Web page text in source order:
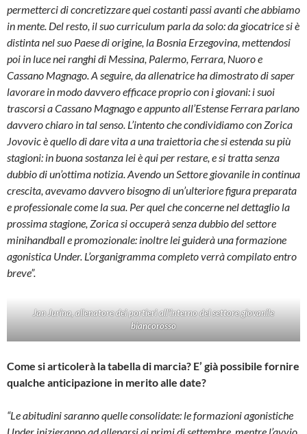
permetterci di concretizzare quei costanti passi avanti che abbiamo
in mente. Del resto, il suo curriculum parla da solo: da giocatrice si è
distinta nel suo Paese di origine, la Bosnia Erzegovina, mettendosi
poi in luce nei ranghi di Messina, Palermo, Ferrara, Nuoro e
Cassano Magnago. A seguire, da allenatrice ha dimostrato di saper
lavorare in modo davvero efficace proprio con i giovani: i suoi
trascorsi a Cassano Magnago e appunto all’Estense Ferrara parlano
davvero chiaro in tal senso. L’intento che condividiamo con Zorica
Jovovic è quello di dare vita a una traiettoria che si estenda su più
stagioni: in buona sostanza lei è qui per restare, e si tratta senza
dubbio di un’ottima notizia. Avendo un Settore giovanile in continua
crescita, avevamo davvero bisogno di un’ulteriore figura preparata
e professionale come la sua. Per quel che concerne nel dettaglio la
prossima stagione, Zorica si occuperà senza dubbio del settore
minihandball e promozionale: inoltre lei guiderà una formazione
agonistica Under. L’organigramma completo verrà compilato entro
breve”.
Jan Jurina, allenatore dei portieri all’interno del settore giovanile
biancorosso
Come si articolerà la tabella di marcia? E’ già possibile fornire
qualche anticipazione in merito alle date?
“Le abitudini saranno quelle consolidate: le formazioni agonistiche